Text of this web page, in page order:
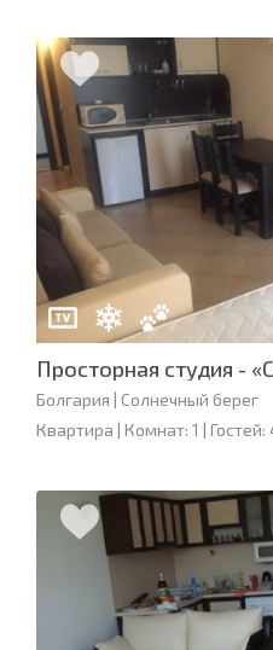
Просторная студия -
Болгария | Солнечный берег
Квартира | Комнат: 1 | Гостей: